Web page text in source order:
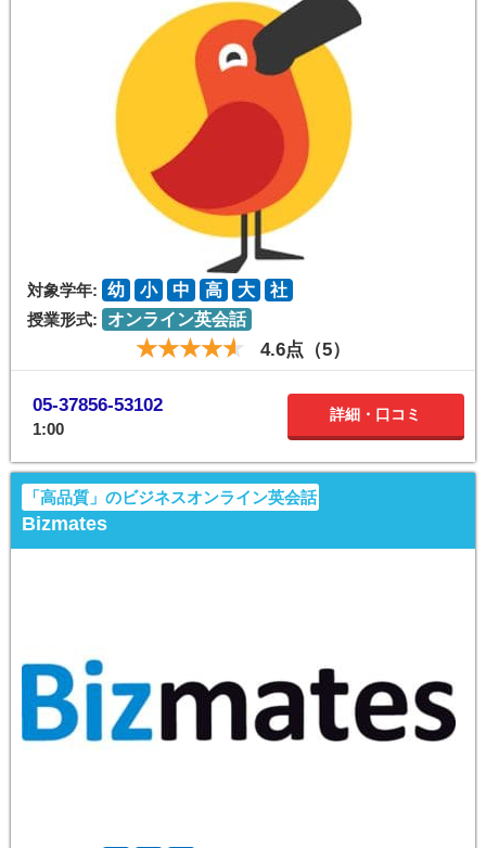
対象学年: 幼 小 中 高 大
社
授業形式:
オンライン英会話
4.6点（5）
05-37856-53102
1:00
詳細・口コミ
「高品質」のビジネスオンライン英会話
Bizmates